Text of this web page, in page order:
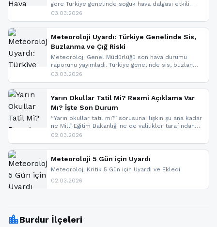
göre Türkiye genelinde soğuk hava dalgası etkili
oluyor. Birçok il için kar yağışı ve buzlanma uyarısı
03.03.2026
Meteoroloji Uyardı: Türkiye Genelinde Sis,
Buzlanma ve Çığ Riski
Meteoroloji Genel Müdürlüğü son hava durumu
raporunu yayımladı. Türkiye genelinde sis, buzlanma
ve don beklenirken Doğu Anadolu ve Doğu
yapıldı. İşte son dakika meteoroloji gelişmeleri.
03.03.2026
Yarın Okullar Tatil Mi? Resmi Açıklama Var
Mı? İşte Son Durum
“Yarın okullar tatil mi?” sorusuna ilişkin şu ana kadar
ne Millî Eğitim Bakanlığı ne de valilikler tarafından
yapılmış resmi bir tatil açıklaması bulunmamaktadır.
paylaşacağız. En hızlı şekilde haberdar olmak için
sitemizi takip edebilir ve bildirimleri açabilirsiniz.
02.03.2026
Meteoroloji 5 Gün için Uyardı
Meteoroloji Kritik 5 Gün için Uyardı ve Ekledi
02.03.2026
location_cityBurdur İlçeleri